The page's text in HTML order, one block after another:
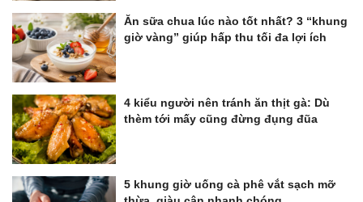
Ăn sữa chua lúc nào tốt nhất? 3 “khung
giờ vàng” giúp hấp thu tối đa lợi ích
4 kiểu người nên tránh ăn thịt gà: Dù
thèm tới mấy cũng đừng đụng đũa
5 khung giờ uống cà phê vắt sạch mỡ